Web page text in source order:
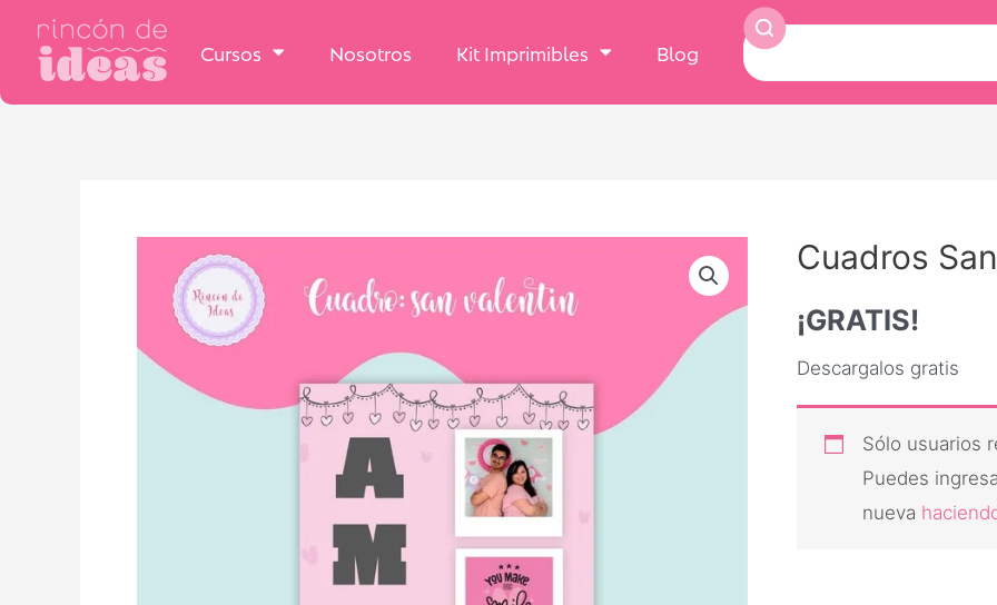
Cursos Nosotros Kit Imprimibles Blog
Cuadros
¡GRATIS!
Descargalos gratis
Sólo usuarios
Puedes
nueva